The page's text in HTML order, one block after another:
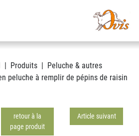
Produits
Peluche & autres
peluche à remplir de pépins de raisin
retour à la
page produit
Article suivant